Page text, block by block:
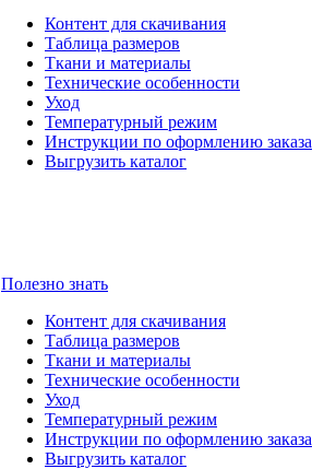
Контент для скачивания
Таблица размеров
Ткани и материалы
Технические особенности
Уход
Температурный режим
Инструкции по оформлению заказа
Выгрузить каталог
Полезно знать
Контент для скачивания
Таблица размеров
Ткани и материалы
Технические особенности
Уход
Температурный режим
Инструкции по оформлению заказа
Выгрузить каталог